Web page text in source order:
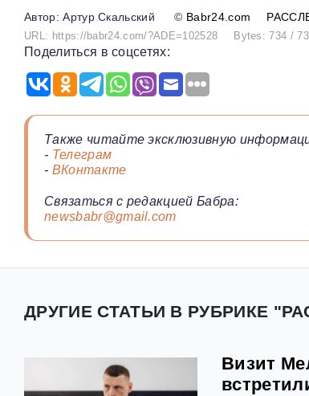
Артур Скальский © Babr24.com
URL: https://babr24.com/?ADE=102528 Bytes: 734 /
Поделиться в соцсетях:
Также читайте эксклюзивную
- Телеграм
- ВКонтакте
Связаться с редакцией Бабра:
newsbabr@gmail.com
ДРУГИЕ СТАТЬИ В РУБРИКЕ
Визит